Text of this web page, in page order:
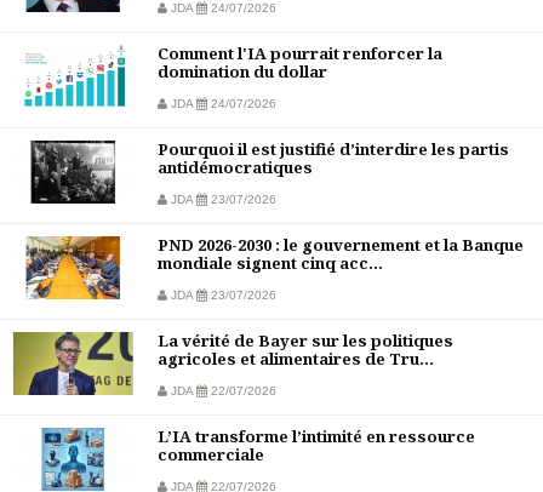
JDA 24/07/2026
Comment l'IA pourrait renforcer la
domination du dollar
JDA 24/07/2026
Pourquoi il est justifié d’interdire les partis
antidémocratiques
JDA 23/07/2026
PND 2026-2030 : le gouvernement et la Banque
mondiale signent cinq acc...
JDA 23/07/2026
La vérité de Bayer sur les politiques
agricoles et alimentaires de Tru...
JDA 22/07/2026
L’IA transforme l’intimité en ressource
commerciale
JDA 22/07/2026